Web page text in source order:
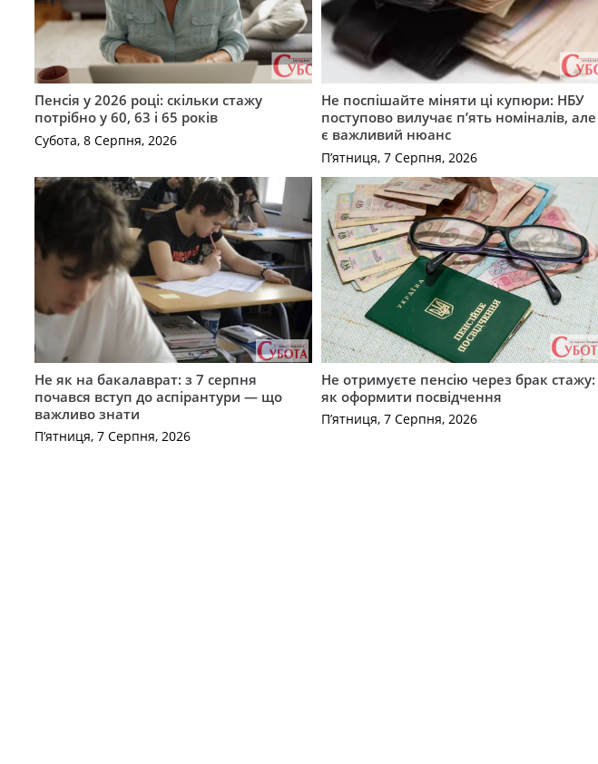
Пенсія у 2026 році: скільки стажу
потрібно у 60, 63 і 65 років
Субота, 8 Серпня, 2026
Не поспішайте міняти ці купюри: НБУ
поступово вилучає п’ять номіналів, але
є важливий нюанс
П’ятниця, 7 Серпня, 2026
Не як на бакалаврат: з 7 серпня
почався вступ до аспірантури — що
важливо знати
П’ятниця, 7 Серпня, 2026
Не отримуєте пенсію через брак стажу:
як оформити посвідчення
П’ятниця, 7 Серпня, 2026